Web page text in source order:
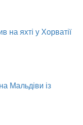
на яхті у Хорватії
Мальдіви із